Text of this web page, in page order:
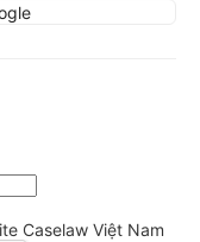
Caselaw Việt Nam